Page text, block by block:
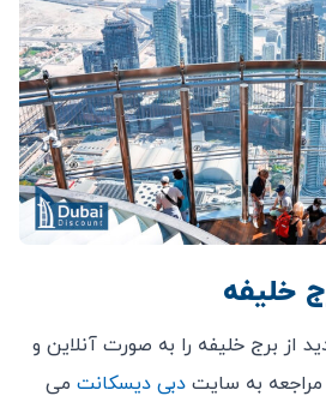
خلیفه
از برج خلیفه را به صورت آنلاین و
مراجعه به سایت دبی دیسکانت می